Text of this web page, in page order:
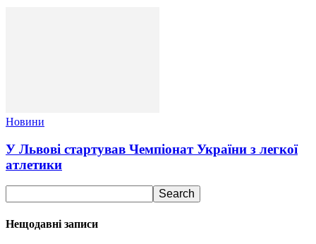
Новини
У Львові стартував Чемпіонат України з легкої
атлетики
Нещодавні записи